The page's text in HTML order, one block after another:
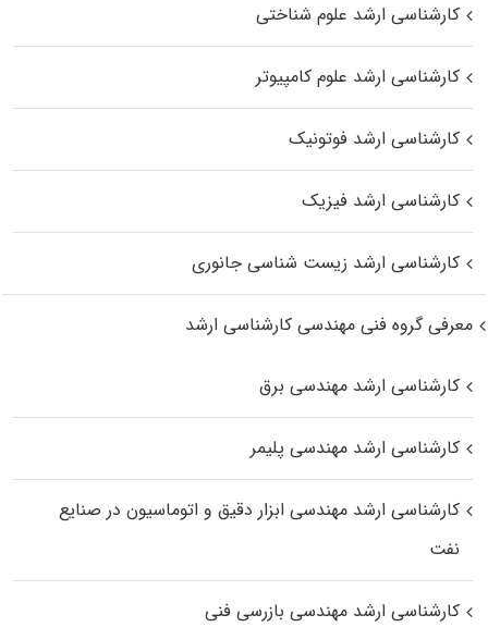
کارشناسی ارشد علوم شناختی
کارشناسی ارشد علوم کامپیوتر
کارشناسی ارشد فوتونیک
کارشناسی ارشد فیزیک
کارشناسی ارشد زیست‌ شناسی جانوری
معرفی گروه فنی مهندسی کارشناسی ارشد
کارشناسی ارشد مهندسی برق
کارشناسی ارشد مهندسی پلیمر
کارشناسی ارشد مهندسی ابزار دقیق و اتوماسیون در صنایع
نفت
کارشناسی ارشد مهندسی بازرسی فنی